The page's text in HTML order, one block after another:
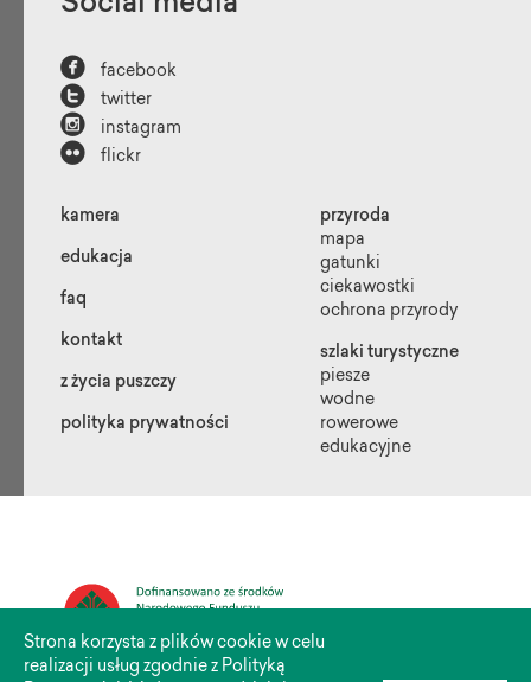
 facebook
 twitter
 instagram
 flickr
kamera
edukacja
faq
kontakt
z życia puszczy
polityka prywatności
przyroda
mapa
gatunki
ciekawostki
ochrona przyrody
szlaki turystyczne
piesze
wodne
rowerowe
edukacyjne
Strona korzysta z plików cookie w celu
realizacji usług zgodnie z Polityką